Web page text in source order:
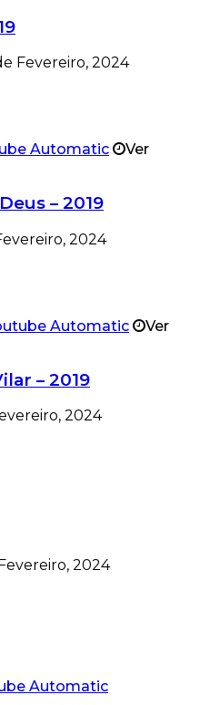
Fevereiro, 2024
Ver
– 2019
2024
Ver
– 2019
2024
2024